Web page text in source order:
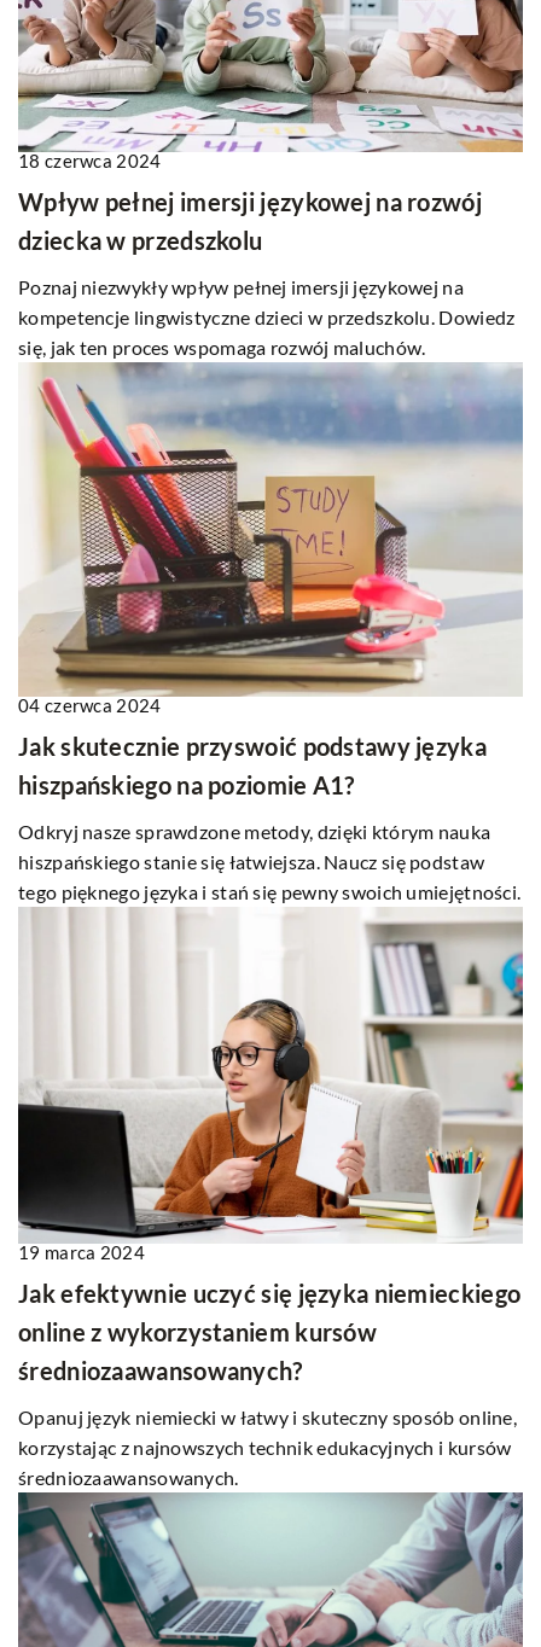
18 czerwca 2024
Wpływ pełnej imersji językowej na rozwój
dziecka w przedszkolu
Poznaj niezwykły wpływ pełnej imersji językowej na
kompetencje lingwistyczne dzieci w przedszkolu. Dowiedz
się, jak ten proces wspomaga rozwój maluchów.
04 czerwca 2024
Jak skutecznie przyswoić podstawy języka
hiszpańskiego na poziomie A1?
Odkryj nasze sprawdzone metody, dzięki którym nauka
hiszpańskiego stanie się łatwiejsza. Naucz się podstaw
tego pięknego języka i stań się pewny swoich umiejętności.
19 marca 2024
Jak efektywnie uczyć się języka niemieckiego
online z wykorzystaniem kursów
średniozaawansowanych?
Opanuj język niemiecki w łatwy i skuteczny sposób online,
korzystając z najnowszych technik edukacyjnych i kursów
średniozaawansowanych.